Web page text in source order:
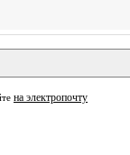
на электропочту